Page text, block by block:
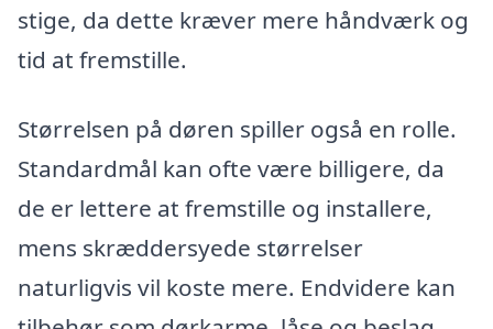
stige, da dette kræver mere håndværk og
tid at fremstille.
Størrelsen på døren spiller også en rolle.
Standardmål kan ofte være billigere, da
de er lettere at fremstille og installere,
mens skræddersyede størrelser
naturligvis vil koste mere. Endvidere kan